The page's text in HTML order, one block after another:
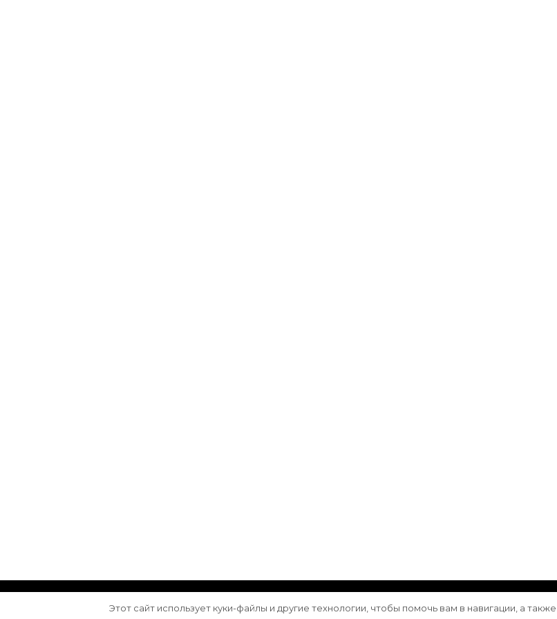
© Авторское право 2026 . Все права защищены. Vilva | Разработана
Этот сайт использует куки-файлы и другие технологии, чтобы помочь вам в навигации, а